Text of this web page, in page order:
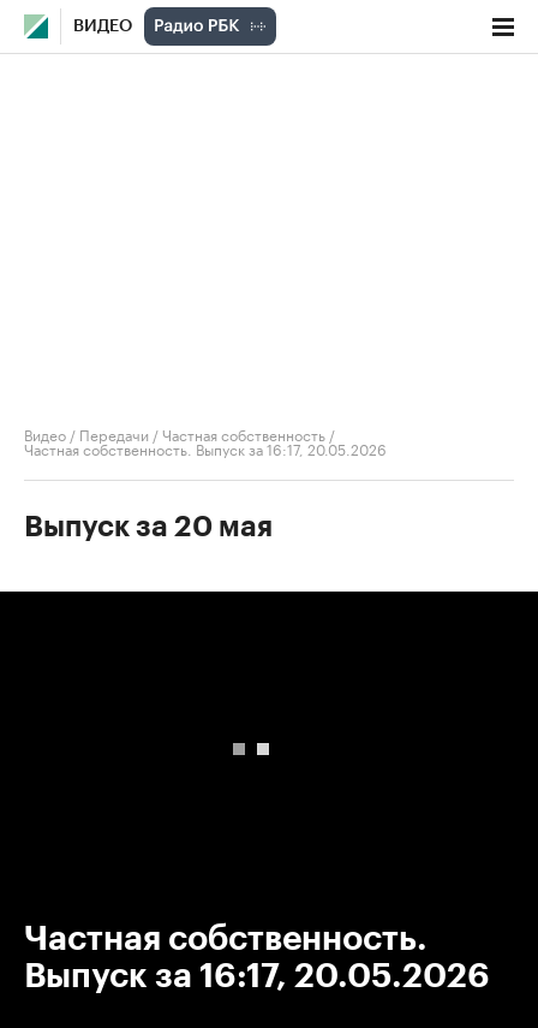
ВИДЕО
Видео / Передачи /Частная собственность /
Частная собственность. Выпуск за 16:17, 20.05.2026
Выпуск за 20 мая
Частная собственность.
Выпуск за 16:17, 20.05.2026